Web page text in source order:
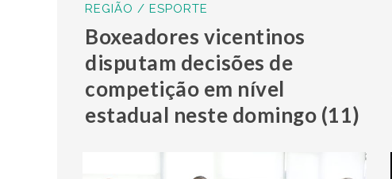
REGIÃO / ESPORTE
Boxeadores vicentinos
disputam decisões de
competição em nível
estadual neste domingo (11)